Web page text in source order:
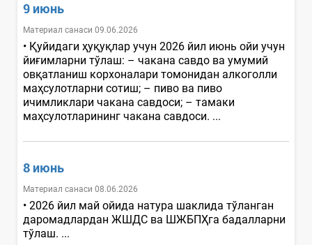
9 июнь
Материал санаси 09.06.2026
• Қуйидаги ҳуқуқлар учун 2026 йил июнь ойи учун
йиғимларни тўлаш: – чакана савдо ва умумий
овқатланиш корхоналари томонидан алкоголли
маҳсулотларни сотиш; – пиво ва пиво
ичимликлари чакана савдоси; – тамаки
маҳсулотларининг чакана савдоси. ...
8 июнь
Материал санаси 08.06.2026
• 2026 йил май ойида натура шаклида тўланган
даромадлардан ЖШДС ва ШЖБПҲга бадалларни
тўлаш. ...